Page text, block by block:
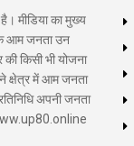
मीडिया का मुख्य
आम जनता उन
किसी भी योजना
क्षेत्र में आम जनता
अपनी जनता